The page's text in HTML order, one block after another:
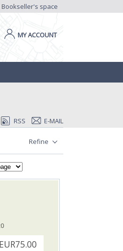
Bookseller's space
MY ACCOUNT
RSS E-MAIL
Refine
EUR75.00